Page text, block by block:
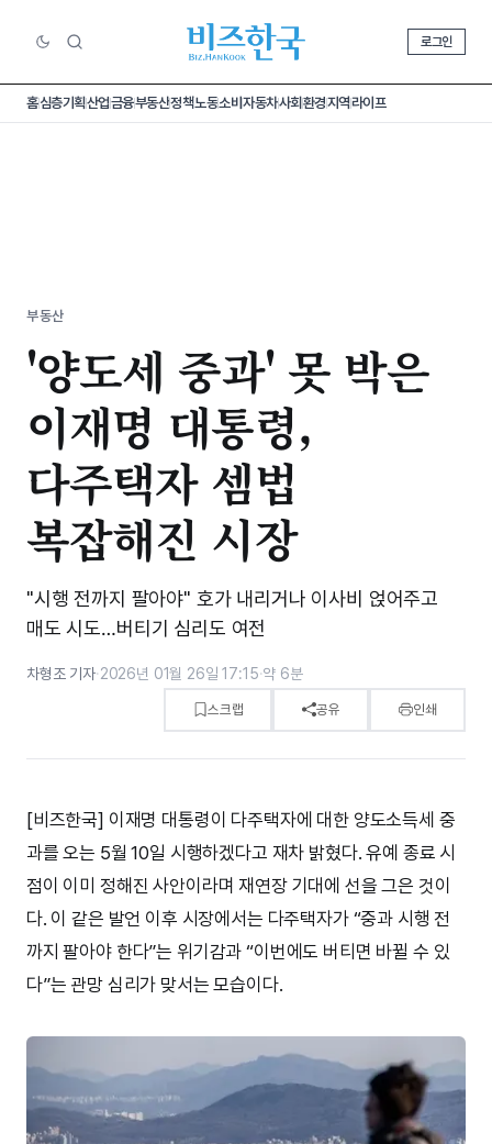
로그인
홈심층기획산업금융부동산정책노동소비 자동차사회환경지역라이프
부동산
'양도세 중과' 못 박은
이재명 대통령,
다주택자 셈법
복잡해진 시장
"시행 전까지 팔아야" 호가 내리거나 이사비 얹어주고
매도 시도…버티기 심리도 여전
차형조 기자·2026년 01월 26일 17:15·약 6분
스크랩 공유 인쇄
[비즈한국] 이재명 대통령이 다주택자에 대한 양도소득세 중
과를 오는 5월 10일 시행하겠다고 재차 밝혔다. 유예 종료 시
점이 이미 정해진 사안이라며 재연장 기대에 선을 그은 것이
다. 이 같은 발언 이후 시장에서는 다주택자가 “중과 시행 전
까지 팔아야 한다”는 위기감과 “이번에도 버티면 바뀔 수 있
다”는 관망 심리가 맞서는 모습이다.